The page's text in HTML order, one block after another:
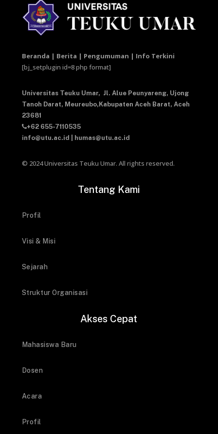
Beranda | Berita | Pengumuman | Info Terkini
[bj_setplugin id=8 php format]
Universitas Teuku Umar, Jl. Alue Peunyareng, Ujong
Tanoh Darat, Meureubo,Kabupaten Aceh Barat, Aceh
23681
+62 655-7110535
info@utu.ac.id
humas@utu.ac.id
© 2024 Universitas Teuku Umar. All rights reserved.
Tentang Kami
Profil
Visi & Misi
Sejarah
Struktur Organisasi
Akses Cepat
Mahasiswa Baru
Dosen
Acara
Profil